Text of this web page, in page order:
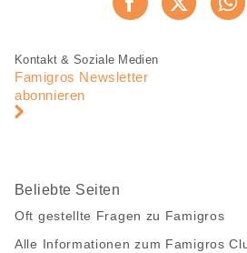
Jetzt
Fusszeile
Fusszeile
Navigation
Kontakt & Soziale Medien
Famigros Newsletter
abonnieren
Beliebte Seiten
Oft gestellte Fragen zu Famigros
Alle Informationen zum Famigros